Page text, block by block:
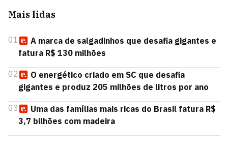
Mais lidas
01
A marca de salgadinhos que desafia gigantes e
fatura R$ 130 milhões
02
O energético criado em SC que desafia
gigantes e produz 205 milhões de litros por ano
03
Uma das famílias mais ricas do Brasil fatura R$
3,7 bilhões com madeira